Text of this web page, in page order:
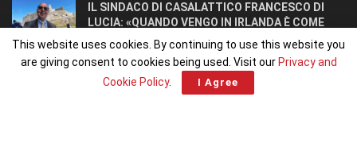
IL SINDACO DI CASALATTICO FRANCESCO DI
LUCIA: «QUANDO VENGO IN IRLANDA È COME
TORNARE A CASA».
JULY 27, 2026
This website uses cookies. By continuing to use this website you
are giving consent to cookies being used. Visit our Privacy and
Cookie Policy. I Agree